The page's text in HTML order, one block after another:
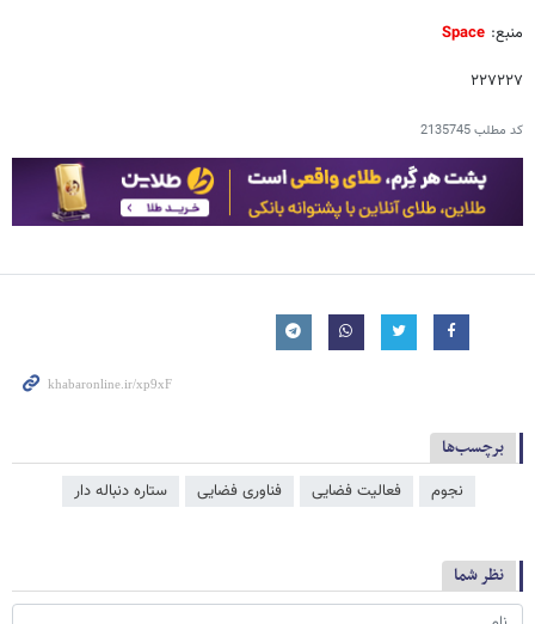
منبع: Space
۲۲۷۲۲۷
کد مطلب2135745
برچسب‌ها
نجوم فعالیت فضایی فناوری فضایی ستاره دنباله دار
نظر شما